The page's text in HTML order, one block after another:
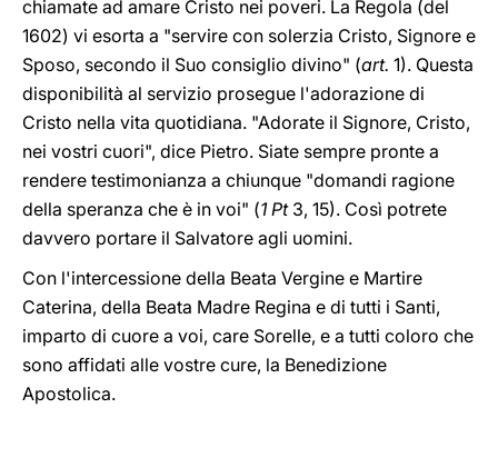
chiamate ad amare Cristo nei poveri. La Regola (del
1602) vi esorta a "servire con solerzia Cristo, Signore e
Sposo, secondo il Suo consiglio divino" (art. 1). Questa
disponibilità al servizio prosegue l'adorazione di
Cristo nella vita quotidiana. "Adorate il Signore, Cristo,
nei vostri cuori", dice Pietro. Siate sempre pronte a
rendere testimonianza a chiunque "domandi ragione
della speranza che è in voi" (1 Pt3, 15). Così potrete
davvero portare il Salvatore agli uomini.
Con l'intercessione della Beata Vergine e Martire
Caterina, della Beata Madre Regina e di tutti i Santi,
imparto di cuore a voi, care Sorelle, e a tutti coloro che
sono affidati alle vostre cure, la Benedizione
Apostolica.